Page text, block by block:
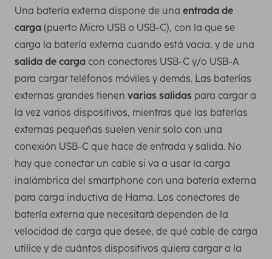
Una batería externa dispone de una entrada de
carga (puerto Micro USB o USB-C), con la que se
carga la batería externa cuando está vacía, y de una
salida de carga con conectores USB-C y/o USB-A
para cargar teléfonos móviles y demás. Las baterías
externas grandes tienen varias salidas para cargar a
la vez varios dispositivos, mientras que las baterías
externas pequeñas suelen venir solo con una
conexión USB-C que hace de entrada y salida. No
hay que conectar un cable si va a usar la carga
inalámbrica del smartphone con una batería externa
para carga inductiva de Hama. Los conectores de
batería externa que necesitará dependen de la
velocidad de carga que desee, de qué cable de carga
utilice y de cuántos dispositivos quiera cargar a la